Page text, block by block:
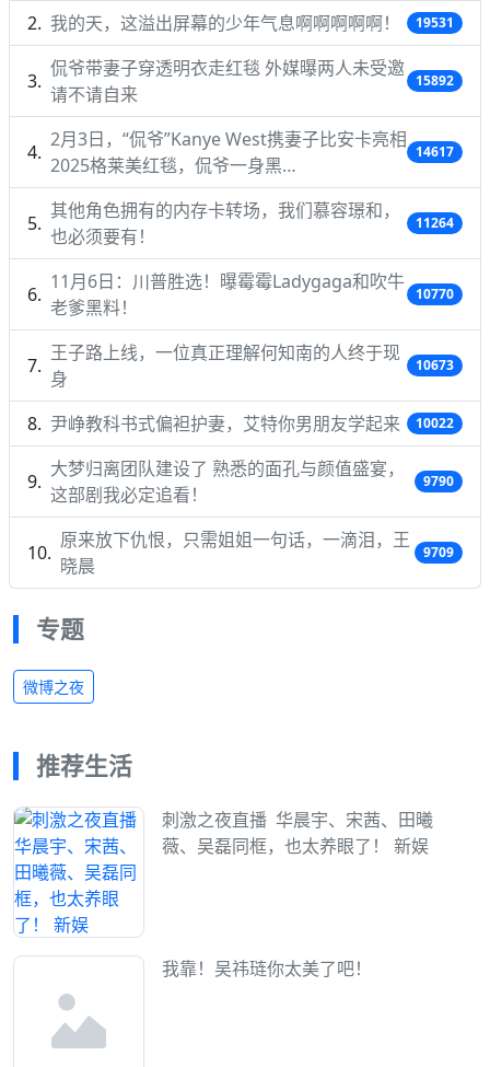
我的天，这溢出屏幕的少年气息啊啊啊啊啊！ 19531
侃爷带妻子穿透明衣走红毯 外媒曝两人未受邀
请不请自来
15892
2月3日，“侃爷”Kanye West携妻子比安卡亮相
2025格莱美红毯，侃爷一身黑…
14617
其他角色拥有的内存卡转场，我们慕容璟和，
也必须要有！
11264
11月6日：川普胜选！曝霉霉Ladygaga和吹牛
老爹黑料！
10770
王子路上线，一位真正理解何知南的人终于现
身
10673
尹峥教科书式偏袒护妻，艾特你男朋友学起来 10022
大梦归离团队建设了 熟悉的面孔与颜值盛宴，
这部剧我必定追看！
9790
原来放下仇恨，只需姐姐一句话，一滴泪，王
晓晨
9709
专题
微博之夜
推荐生活
刺激之夜直播 ​ 华晨宇、宋茜、田曦
薇、吴磊同框，也太养眼了！ 新娱
我靠！吴祎琏你太美了吧！